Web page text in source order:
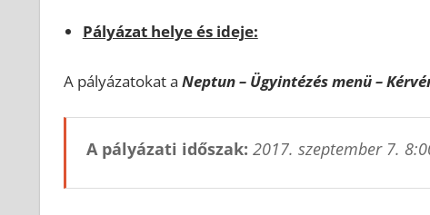
Pályázat helye és ideje:
A pályázatokat a Neptun – Ügyintézés menü –
A pályázati időszak: 2017. szeptember 7.